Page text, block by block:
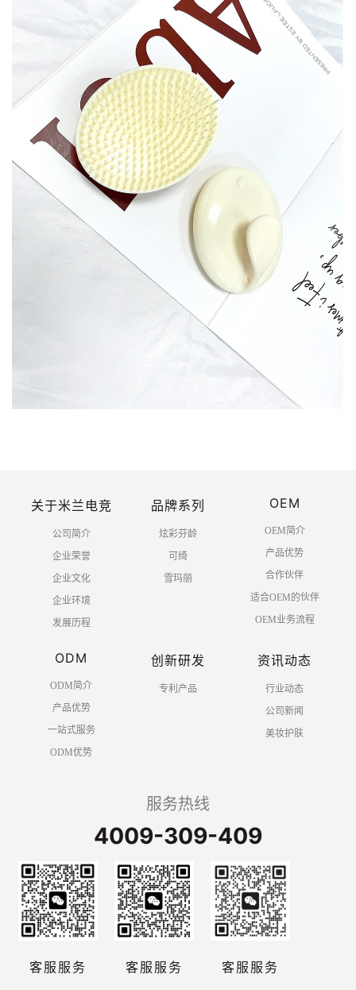
关于米兰电竞
公司简介
企业荣誉
企业文化
企业环境
发展历程
品牌系列
炫彩芬龄
可绮
雪玛丽
OEM
OEM简介
产品优势
合作伙伴
适合OEM的伙伴
OEM业务流程
ODM
ODM简介
产品优势
一站式服务
ODM优势
创新研发
专利产品
资讯动态
行业动态
公司新闻
美妆护肤
服务热线
4009-309-409
客服服务 客服服务 客服服务